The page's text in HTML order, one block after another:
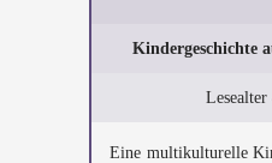
Kindergeschichte
Lesealter
Eine multikulturelle